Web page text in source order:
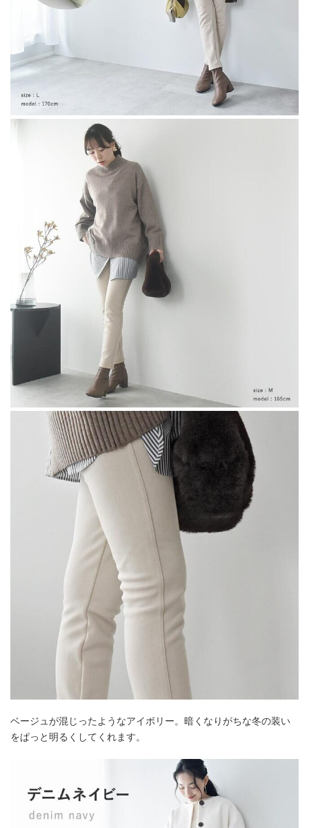
ベージュが混じったようなアイボリー。暗くなりがちな冬の装い
をぱっと明るくしてくれます。